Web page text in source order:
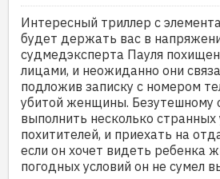
Интересный триллер с
будет держать вас в
судмедэксперта Пауля
лицами, и неожиданно они
подложив записку с номером
убитой женщины. Безутешному
выполнить несколько странных
похитителей, и приехать на
если он хочет видеть ребенка
погодных условий он не сумел